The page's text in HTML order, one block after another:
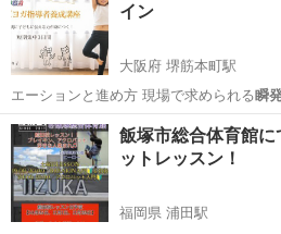
イン
大阪府 堺筋本町駅
エーションと進め方 現場で求められる瞬
組み立て方 絵…
大阪 大阪市 堺筋本町駅 ヨガ
飯塚市総合体育館
ットレッスン！
福岡県 浦田駅